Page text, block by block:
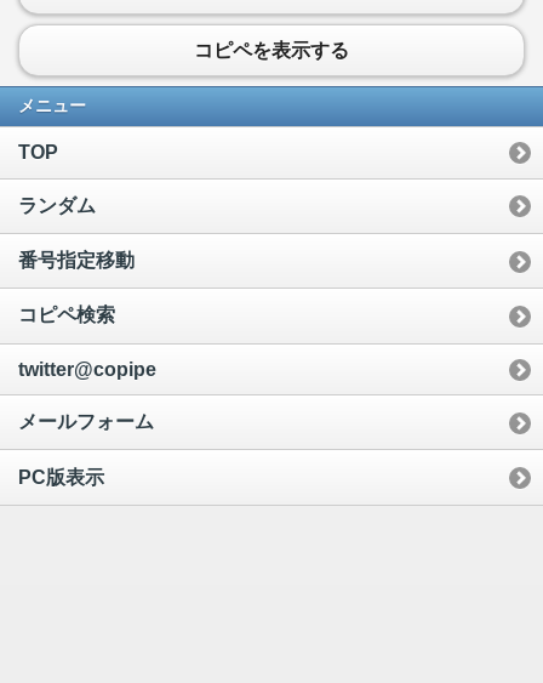
コピペを表示する
メニュー
TOP
ランダム
番号指定移動
コピペ検索
twitter@copipe
メールフォーム
PC版表示